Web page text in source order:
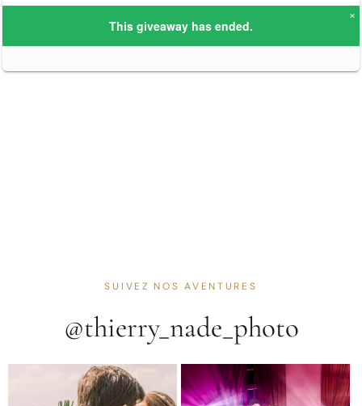
SUIVEZ NOS AVENTURES
@thierry_nade_photo